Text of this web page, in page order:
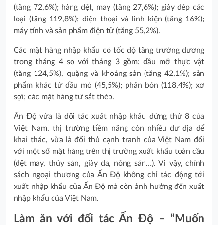
(tăng 72,6%); hàng dệt, may (tăng 27,6%); giày dép các
loại (tăng 119,8%); điện thoại và linh kiện (tăng 16%);
máy tính và sản phẩm điện tử (tăng 55,2%).
Các mặt hàng nhập khẩu có tốc độ tăng trưởng dương
trong tháng 4 so với tháng 3 gồm: dầu mỡ thực vật
(tăng 124,5%), quặng và khoáng sản (tăng 42,1%); sản
phẩm khác từ dầu mỏ (45,5%); phân bón (118,4%); xơ
sợi; các mặt hàng từ sắt thép.
Ấn Độ vừa là đối tác xuất nhập khẩu đứng thứ 8 của
Việt Nam, thị trường tiềm năng còn nhiều dư địa để
khai thác, vừa là đối thủ cạnh tranh của Việt Nam đối
với một số mặt hàng trên thị trường xuất khẩu toàn cầu
(dệt may, thủy sản, giày da, nông sản…). Vì vậy, chính
sách ngoại thương của Ấn Độ không chỉ tác động tới
xuất nhập khẩu của Ấn Độ mà còn ảnh hưởng đến xuất
nhập khẩu của Việt Nam.
Làm ăn với đối tác Ấn Độ – “Muốn